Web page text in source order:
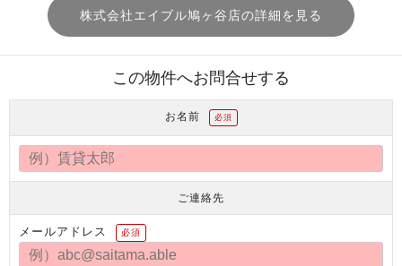
株式会社エイブル鳩ヶ谷店の詳細を見る
この物件へお問合せする
お名前 必須
ご連絡先
メールアドレス 必須